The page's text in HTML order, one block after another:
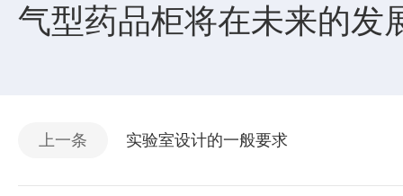
气型药品柜将在未来的发
上一条 实验室设计的一般要求